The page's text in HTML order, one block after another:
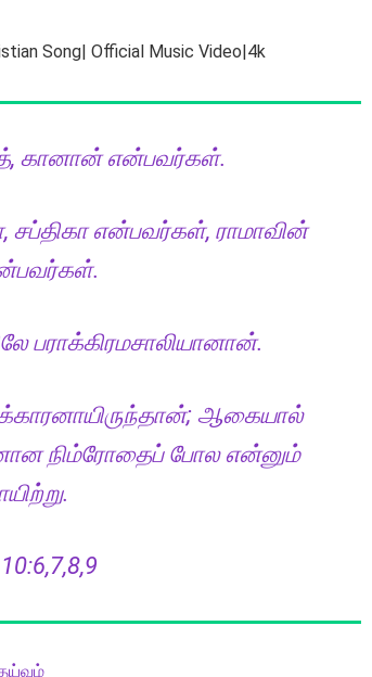
Song| Official Music Video|4k
கானான் என்பவர்கள்.
சப்திகா என்பவர்கள், ராமாவின்
பராக்கிரமசாலியானான்.
ஆகையால்
நிம்ரோதைப் போல என்னும்